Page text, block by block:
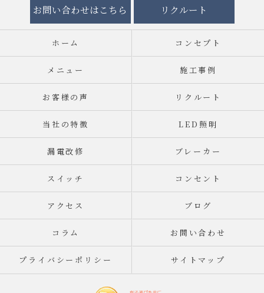
お問い合わせはこちら リクルート
ホーム コンセプト
メニュー 施工事例
お客様の声 リクルート
当社の特徴 LED照明
漏電改修 ブレーカー
スイッチ コンセント
アクセス ブログ
コラム お問い合わせ
プライバシーポリシー サイトマップ